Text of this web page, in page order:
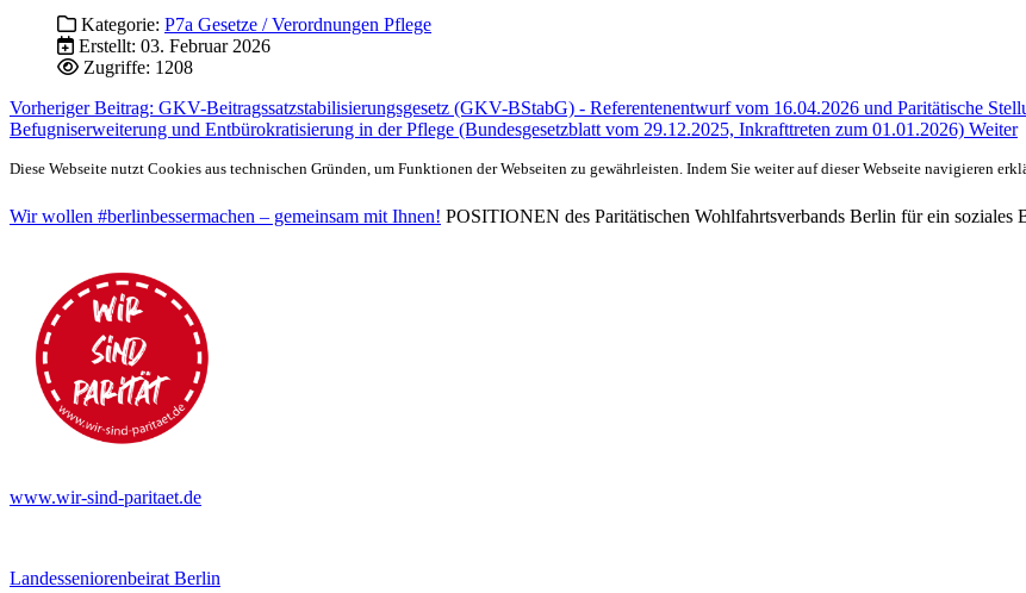
Kategorie: P7a Gesetze / Verordnungen Pflege
Erstellt: 03. Februar 2026
Zugriffe: 1208
Vorheriger Beitrag: GKV-Beitragssatzstabilisierungsgesetz (GKV-BStabG) - Referentenentwurf vom 16.04.2026 und Paritätische
Befugniserweiterung und Entbürokratisierung in der Pflege (Bundesgesetzblatt vom 29.12.2025, Inkrafttreten zum 01.01.2026) Weiter
Diese Webseite nutzt Cookies aus technischen Gründen, um Funktionen der Webseiten zu gewährleisten. Indem Sie weiter auf dieser Webseite navigieren
Wir wollen #berlinbessermachen – gemeinsam mit Ihnen! POSITIONEN des Paritätischen Wohlfahrtsverbands Berlin für ein soziales
www.wir-sind-paritaet.de
Landesseniorenbeirat Berlin